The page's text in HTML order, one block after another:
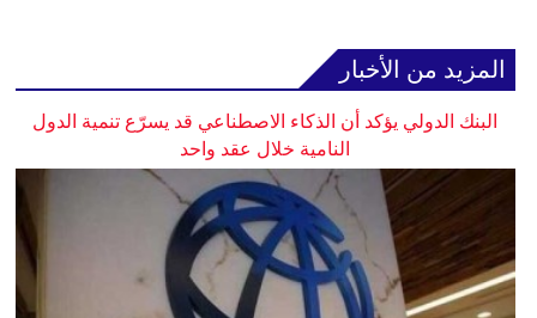
المزيد من الأخبار
البنك الدولي يؤكد أن الذكاء الاصطناعي قد يسرّع تنمية الدول
النامية خلال عقد واحد